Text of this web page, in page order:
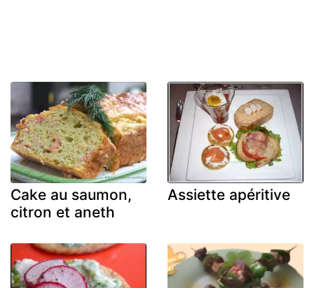
Cake au saumon,
citron et aneth
Assiette apéritive